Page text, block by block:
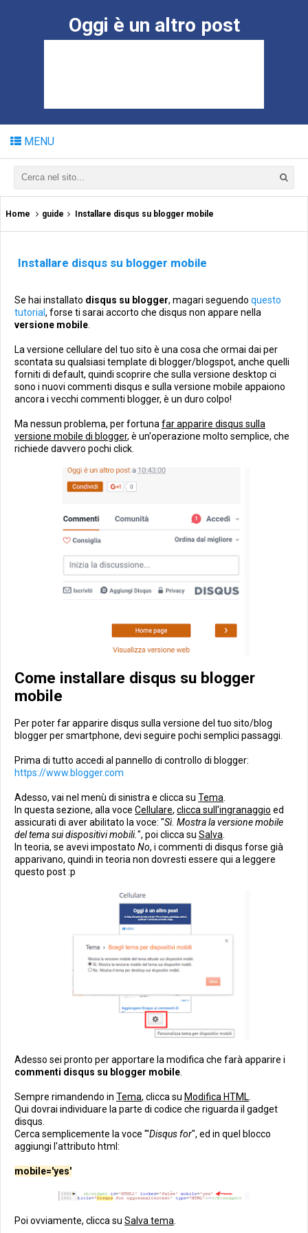
Oggi è un altro post
MENU
Home guide Installare disqus su blogger mobile
Installare disqus su blogger mobile
Se hai installato disqus su blogger, magari seguendo questo
tutorial , forse ti sarai accorto che disqus non appare nella
versione mobile
La versione cellulare del tuo sito è una cosa che ormai dai per
scontata su qualsiasi template di blogger/blogspot, anche quelli
forniti di default, quindi scoprire che sulla versione desktop ci
sono i nuovi commenti disqus e sulla versione mobile appaiono
ancora i vecchi commenti blogger, è un duro colpo!
Ma nessun problema, per fortuna far apparire disqus sulla
versione mobile di blogger, è un'operazione molto semplice, che
richiede davvero pochi click.
Come installare disqus su blogger
mobile
Per poter far apparire disqus sulla versione del tuo sito/blog
blogger per smartphone, devi seguire pochi semplici passaggi.
Prima di tutto accedi al pannello di controllo di blogger:
https://www.blogger.com
Adesso, vai nel menù di sinistra e clicca su Tema
In questa sezione, alla voce Cellulare, clicca sull'ingranaggio ed
assicurati di aver abilitato la voce: "Sì. Mostra la versione mobile
del tema sui dispositivi mobili.", poi clicca su Salva
In teoria, se avevi impostato No, i commenti di disqus forse già
apparivano, quindi in teoria non dovresti essere qui a leggere
questo post :p
Adesso sei pronto per apportare la modifica che farà apparire i
commenti disqus su blogger mobile
Sempre rimandendo in Tema, clicca su Modifica HTML
Qui dovrai individuare la parte di codice che riguarda il gadget
disqus.
Cerca semplicemente la voce "'Disqus for", ed in quel blocco
aggiungi l'attributo html:
mobile='yes'
Poi ovviamente, clicca su Salva tema